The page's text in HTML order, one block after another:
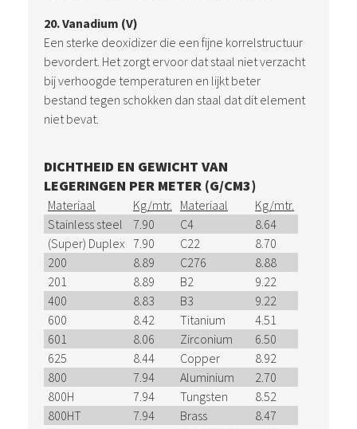
20. Vanadium (V)
Een sterke deoxidizer die een fijne korrelstructuur
bevordert. Het zorgt ervoor dat staal niet verzacht
bij verhoogde temperaturen en lijkt beter
bestand tegen schokken dan staal dat dit element
niet bevat.
DICHTHEID EN GEWICHT VAN
LEGERINGEN PER METER (G/CM3)
Materiaal Kg/mtr. Materiaal
Kg/mtr.
Stainless steel
7.90 C4
8.64
(Super) Duplex 7.90 C22
8.70
200
8.89 C276
8.88
201
8.89 B2
9.22
400
8.83 B3
9.22
600
8.42 Titanium
4.51
601
8.06 Zirconium
6.50
625
8.44 Copper
8.92
800
7.94 Aluminium
2.70
800H
7.94 Tungsten
8.52
800HT
7.94 Brass
8.47